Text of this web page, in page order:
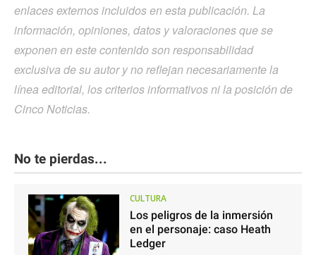
enlaces externos incluidos en esta publicación. La
información, opiniones, datos y valoraciones que se
exponen en este contenido son responsabilidad
exclusiva de su autor y no reflejan necesariamente la
línea editorial, los criterios informativos ni la posición de
Cinco Noticias.
No te pierdas...
CULTURA
Los peligros de la inmersión
en el personaje: caso Heath
Ledger